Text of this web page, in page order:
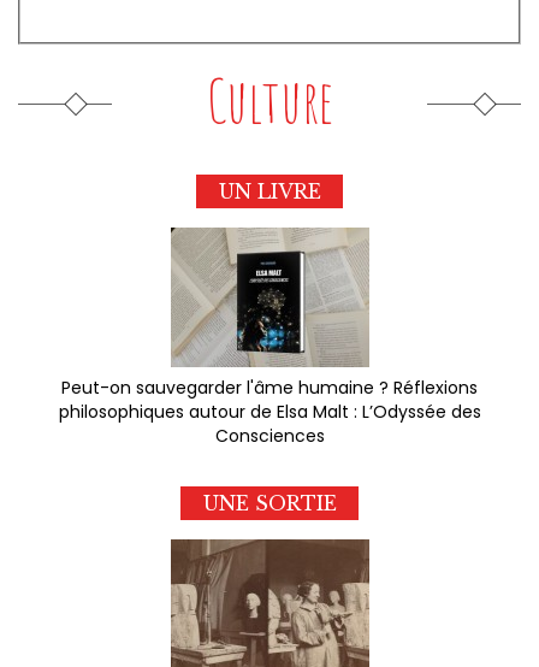
Culture
UN LIVRE
Peut-on sauvegarder l'âme humaine ? Réflexions
philosophiques autour de Elsa Malt : L’Odyssée des
Consciences
UNE SORTIE